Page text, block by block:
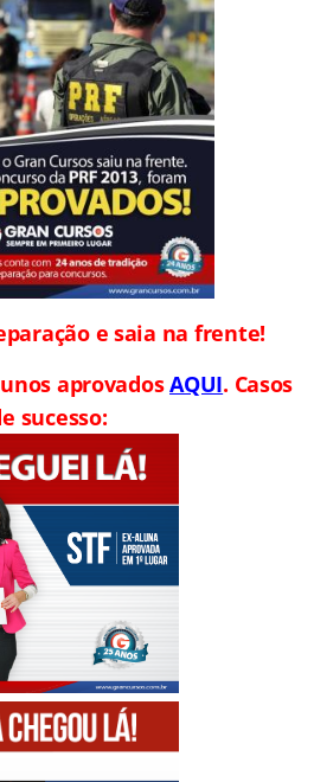
e saia na frente!
aprovadosAQUI. Casos
sucesso: